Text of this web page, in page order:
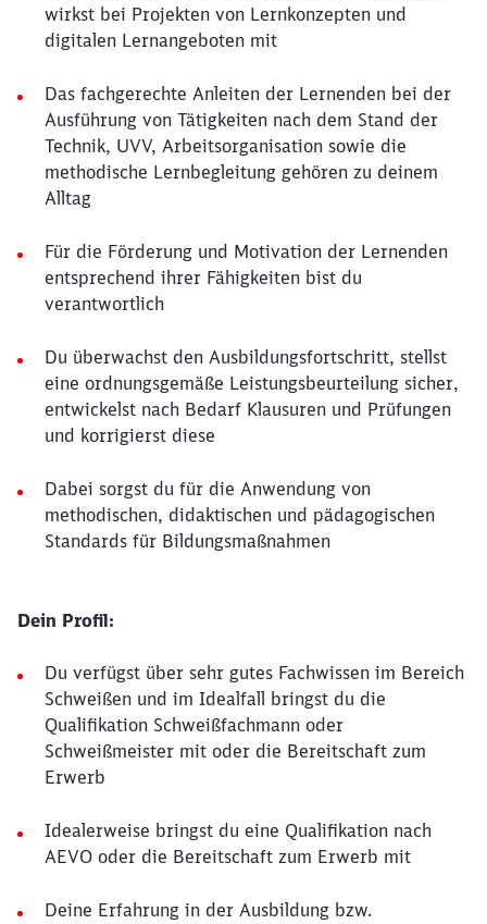
wirkst bei Projekten von Lernkonzepten und
digitalen Lernangeboten mit
Das fachgerechte Anleiten der Lernenden bei der
Ausführung von Tätigkeiten nach dem Stand der
Technik, UVV, Arbeitsorganisation sowie die
methodische Lernbegleitung gehören zu deinem
Alltag
Für die Förderung und Motivation der Lernenden
entsprechend ihrer Fähigkeiten bist du
verantwortlich
Du überwachst den Ausbildungsfortschritt, stellst
eine ordnungsgemäße Leistungsbeurteilung sicher,
entwickelst nach Bedarf Klausuren und Prüfungen
und korrigierst diese
Dabei sorgst du für die Anwendung von
methodischen, didaktischen und pädagogischen
Standards für Bildungsmaßnahmen
Dein Profil:
Du verfügst über sehr gutes Fachwissen im Bereich
Schweißen und im Idealfall bringst du die
Qualifikation Schweißfachmann oder
Schweißmeister mit oder die Bereitschaft zum
Erwerb
Idealerweise bringst du eine Qualifikation nach
AEVO oder die Bereitschaft zum Erwerb mit
Deine Erfahrung in der Ausbildung bzw.